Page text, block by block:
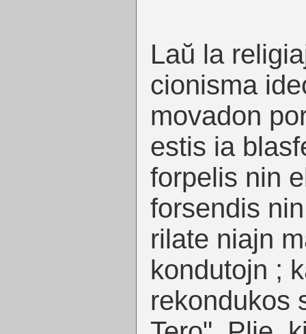
Laŭ la
cionisma
movadon
estis ia
forpelis nin
forsendis
rilate niajn
kondutojn ;
rekondukos